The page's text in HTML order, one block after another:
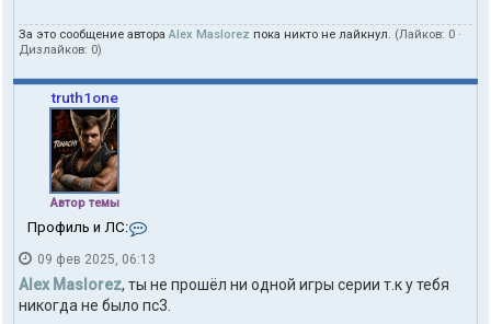
За это сообщение автора Alex Maslorez пока никто не лайкнул. (Лайков: 0 ·
Дизлайков: 0)
truth1one
Автор темы
Профиль и ЛС:
н
т
к
09 фев 2025, 06:13
Alex Maslorez, ты не прошёл ни одной игры серии т.к у тебя
никогда не было пс3.